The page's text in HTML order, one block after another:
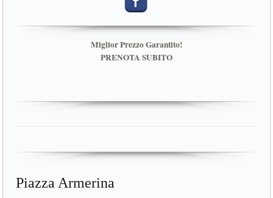
Miglior Prezzo Garantito!
PRENOTA SUBITO
Piazza Armerina